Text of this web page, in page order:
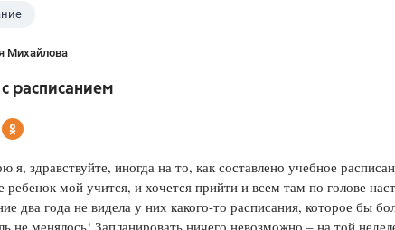
Учебники
Разумовская М.М.,Габриелян
Михайлова
расписанием
я, здравствуйте, иногда на то, как составлено учебное
ребенок мой учится, и хочется прийти и всем там по голове
два года не видела у них какого-то расписания, которое бы
не менялось! Запланировать ничего невозможно – на той